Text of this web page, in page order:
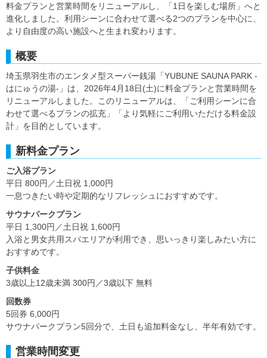
料金プランと営業時間をリニューアルし、「1日を楽しむ場所」へと
進化しました。利用シーンに合わせて選べる2つのプランを中心に、
より自由度の高い施設へと生まれ変わります。
概要
埼玉県羽生市のエンタメ型スーパー銭湯「YUBUNE SAUNA PARK -
はにゅうの湯-」は、2026年4月18日(土)に料金プランと営業時間を
リニューアルしました。このリニューアルは、「ご利用シーンに合
わせて選べるプランの拡充」「より気軽にご利用いただける料金設
計」を目的としています。
新料金プラン
ご入浴プラン
平日 800円／土日祝 1,000円
一息つきたい時や定期的なリフレッシュにおすすめです。
サウナパークプラン
平日 1,300円／土日祝 1,600円
入浴と男女共用スパエリアが利用でき、思いっきり楽しみたい方に
おすすめです。
子供料金
3歳以上12歳未満 300円／3歳以下 無料
回数券
5回券 6,000円
サウナパークプラン5回分で、土日も追加料金なし、半年有効です。
営業時間変更